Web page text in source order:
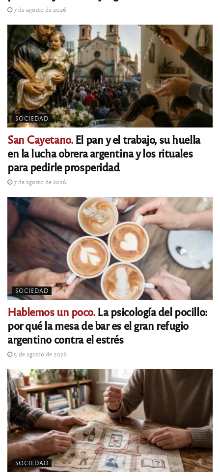
7 de agosto de 2026
SOCIEDAD
San Cayetano.El pan y el trabajo, su huella
en la lucha obrera argentina y los rituales
para pedirle prosperidad
7 de agosto de 2026
SOCIEDAD
Hablemos un poco.La psicología del pocillo:
por qué la mesa de bar es el gran refugio
argentino contra el estrés
5 de agosto de 2026
SOCIEDAD